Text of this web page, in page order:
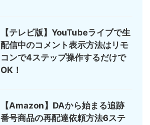
【テレビ版】YouTubeライブで生
配信中のコメント表示方法はリモ
コンで4ステップ操作するだけで
OK！
【Amazon】DAから始まる追跡
番号商品の再配達依頼方法6ステ